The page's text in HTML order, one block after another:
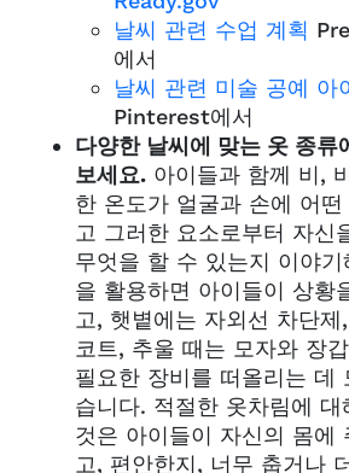
날씨 관련 수업 계획
에서
날씨 관련 미술 공예 아
Pinterest에서
다양한 날씨에 맞는 옷 종류
보세요. 아이들과 함께 비,
한 온도가 얼굴과 손에 어떤
고 그러한 요소로부터 자신
무엇을 할 수 있는지 이야
을 활용하면 아이들이 상황
고, 햇볕에는 자외선 차단
코트, 추울 때는 모자와 장
필요한 장비를 떠올리는 데
습니다. 적절한 옷차림에 대
것은 아이들이 자신의 몸에
고, 편안한지, 너무 춥거나